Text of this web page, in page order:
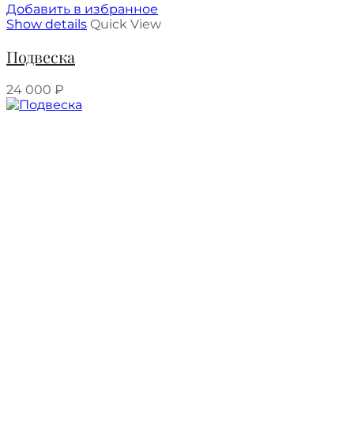
Добавить в избранное
Show details Quick View
Подвеска
24 000 ₽